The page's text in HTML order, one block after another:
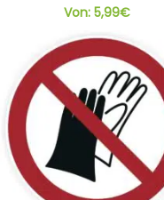
Von: 5,99€